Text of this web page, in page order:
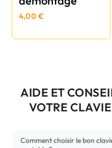
4,00 €
AIDE ET
VOTRE
Comment choisir le bon